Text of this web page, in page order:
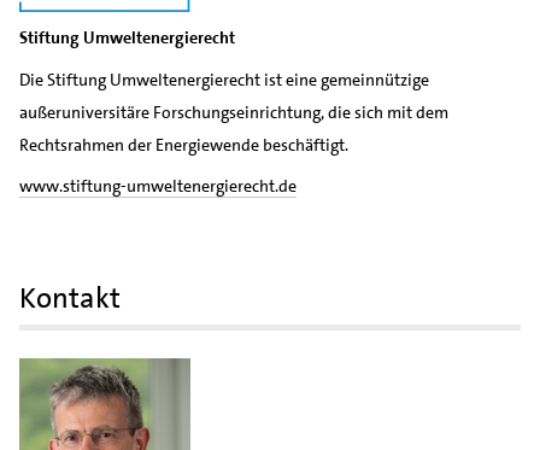
Stiftung Umweltenergierecht
Die Stiftung Umweltenergierecht ist eine gemeinnützige
außeruniversitäre Forschungseinrichtung, die sich mit dem
Rechtsrahmen der Energiewende beschäftigt.
www.stiftung-umweltenergierecht.de
Kontakt